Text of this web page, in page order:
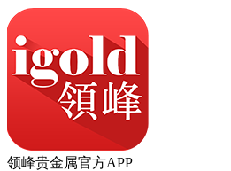
领峰贵金属官方APP